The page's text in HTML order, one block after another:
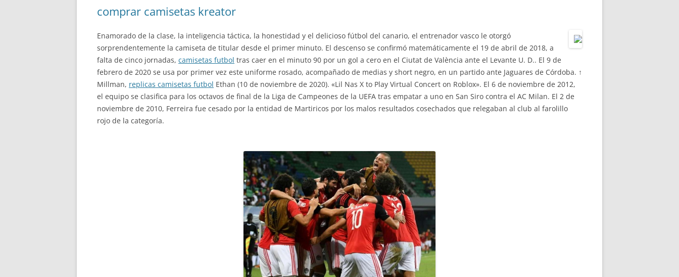
comprar camisetas kreator
Enamorado de la clase, la inteligencia táctica, la honestidad y el delicioso fútbol del canario, el entrenador vasco le otorgó
sorprendentemente la camiseta de titular desde el primer minuto. El descenso se confirmó matemáticamente el 19 de abril de 2018, a
falta de cinco jornadas, camisetas futbol tras caer en el minuto 90 por un gol a cero en el Ciutat de València ante el Levante U. D.. El 9 de
febrero de 2020 se usa por primer vez este uniforme rosado, acompañado de medias y short negro, en un partido ante Jaguares de Córdoba. ↑
Millman, replicas camisetas futbol Ethan (10 de noviembre de 2020). «Lil Nas X to Play Virtual Concert on Roblox». El 6 de noviembre de 2012,
el equipo se clasifica para los octavos de final de la Liga de Campeones de la UEFA tras empatar a uno en San Siro contra el AC Milan. El 2 de
noviembre de 2010, Ferreira fue cesado por la entidad de Martiricos por los malos resultados cosechados que relegaban al club al farolillo
rojo de la categoría.